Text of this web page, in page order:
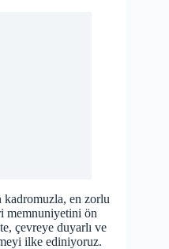
kadromuzla, en zorlu
memnuniyetini ön
çevreye duyarlı ve
ilke ediniyoruz.